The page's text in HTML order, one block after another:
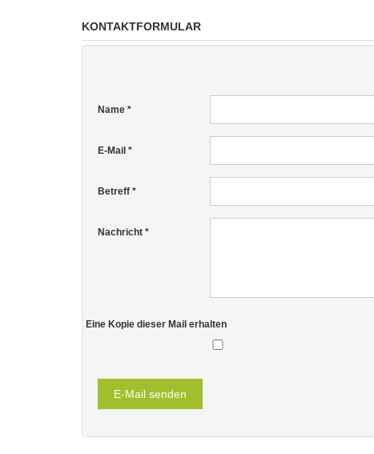
KONTAKTFORMULAR
Name *
E-Mail *
Betreff *
Nachricht *
Eine Kopie dieser Mail erhalten
E-Mail senden